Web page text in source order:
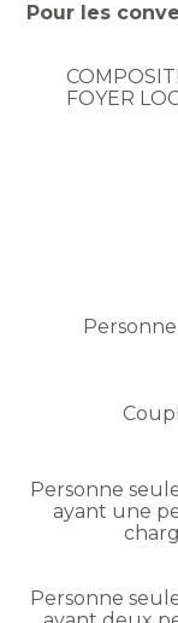
Pour les
FOYER
Personne
ayant une
Personne